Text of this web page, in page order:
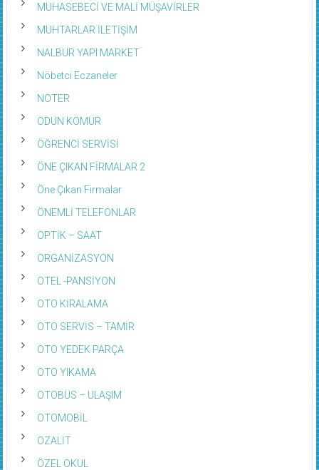
MUHASEBECİ VE MALİ MÜŞAVİRLER
MUHTARLAR İLETİŞİM
NALBUR YAPI MARKET
Nöbetci Eczaneler
NOTER
ODUN KÖMÜR
ÖĞRENCİ SERVİSİ
ÖNE ÇIKAN FİRMALAR 2
Öne Çıkan Firmalar
ÖNEMLİ TELEFONLAR
OPTİK – SAAT
ORGANİZASYON
OTEL -PANSİYON
OTO KİRALAMA
OTO SERVİS – TAMİR
OTO YEDEK PARÇA
OTO YIKAMA
OTOBÜS – ULAŞIM
OTOMOBİL
OZALİT
ÖZEL OKUL